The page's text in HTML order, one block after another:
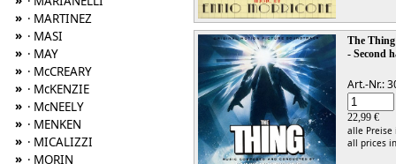
» · MARTINEZ
» · MASI
» · MAY
» · McCREARY
» · McKENZIE
» · McNEELY
» · MENKEN
» · MICALIZZI
» · MORIN
The
- Second
Art.-Nr.:
22,99 €
alle
all prices